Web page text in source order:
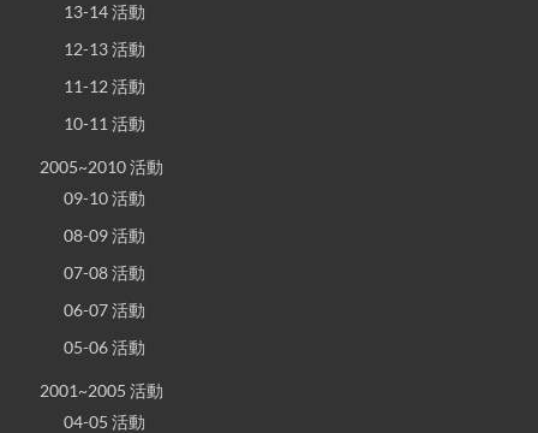
13-14 活動
12-13 活動
11-12 活動
10-11 活動
2005~2010 活動
09-10 活動
08-09 活動
07-08 活動
06-07 活動
05-06 活動
2001~2005 活動
04-05 活動